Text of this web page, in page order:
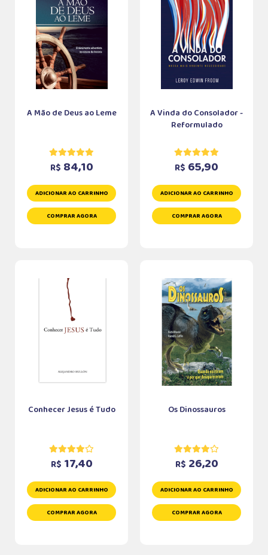
A Mão de Deus ao Leme
R$ 84,10
ADICIONAR AO CARRINHO
COMPRAR AGORA
A Vinda do Consolador -
Reformulado
R$ 65,90
ADICIONAR AO CARRINHO
COMPRAR AGORA
Conhecer Jesus é Tudo
R$ 17,40
ADICIONAR AO CARRINHO
COMPRAR AGORA
Os Dinossauros
R$ 26,20
ADICIONAR AO CARRINHO
COMPRAR AGORA